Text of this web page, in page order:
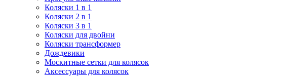
Коляски 1 в 1
Коляски 2 в 1
Коляски 3 в 1
Коляски для двойни
Коляски трансформер
Дождевики
Москитные сетки для колясок
Аксессуары для колясок